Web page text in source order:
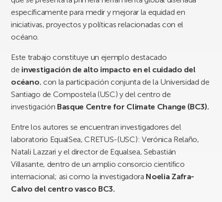
específicamente para medir y mejorar la equidad en
iniciativas, proyectos y políticas relacionadas con el
océano.
Este trabajo constituye un ejemplo destacado
de investigación de alto impacto en el cuidado del
océano, con la participación conjunta de la Universidad de
Santiago de Compostela (USC) y del centro de
investigación Basque Centre for Climate Change (BC3).
Entre los autores se encuentran investigadores del
laboratorio EqualSea, CRETUS-(USC): Verónica Relaño,
Natali Lazzari y el director de Equalsea, Sebastián
Villasante, dentro de un amplio consorcio científico
internacional; asi como la investigadora Noelia Zafra-
Calvo del centro vasco BC3.